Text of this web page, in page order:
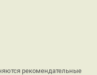
рекомендательные